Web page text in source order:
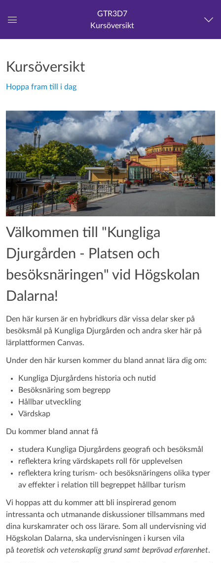
navigationsmeny
GTR3D7
Kursöversikt
Kursöversikt
Hoppa fram till i dag
Välkommen till "Kungliga
Djurgården - Platsen och
besöksnäringen" vid Högskolan
Dalarna!
Den här kursen är en hybridkurs där vissa delar sker på
besöksmål på Kungliga Djurgården och andra sker här på
lärplattformen Canvas.
Under den här kursen kommer du bland annat lära dig om:
Kungliga Djurgårdens historia och nutid
Besöksnäring som begrepp
Hållbar utveckling
Värdskap
Du kommer bland annat få
studera Kungliga Djurgårdens geografi och besöksmål
reflektera kring värdskapets roll för upplevelsen
reflektera kring turism- och besöksnäringens olika typer
av effekter i relation till begreppet hållbar turism
Vi hoppas att du kommer att bli inspirerad genom
intressanta och utmanande diskussioner tillsammans med
dina kurskamrater och oss lärare. Som all undervisning vid
Högskolan Dalarna, ska undervisningen i kursen vila
på teoretisk och vetenskaplig grund samt beprövad erfarenhet.